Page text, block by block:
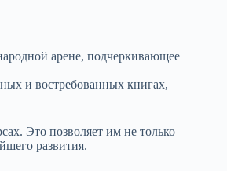
арене, подчеркивающее
и востребованных книгах,
Это позволяет им не только
развития.